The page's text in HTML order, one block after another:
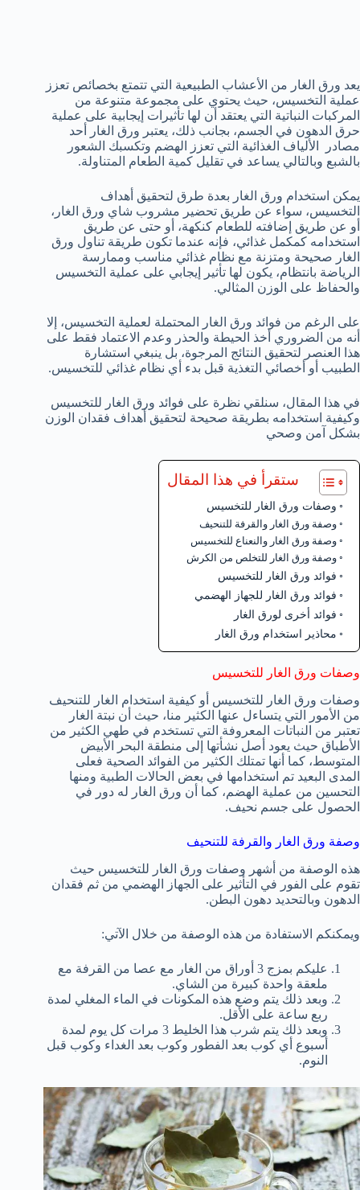
يعد ورق الغار من الأعشاب الطبيعية التي تتمتع بخصائص تعزز
عملية التخسيس، حيث يحتوي على مجموعة متنوعة من
المركبات النباتية التي يعتقد أن لها تأثيرات إيجابية على عملية
حرق الدهون في الجسم، بجانب ذلك، يعتبر ورق الغار أحد
مصادر الألياف الغذائية التي تعزز الهضم وتكسبك الشعور
بالشبع وبالتالي يساعد في تقليل كمية الطعام المتناولة.
يمكن استخدام ورق الغار بعدة طرق لتحقيق أهداف
التخسيس، سواء عن طريق تحضير مشروب شاي ورق الغار،
أو عن طريق إضافته للطعام كنكهة، أو حتى عن طريق
استخدامه كمكمل غذائي، فإنه عندما تكون طريقة تناول ورق
الغار صحيحة ومتزنة مع نظام غذائي مناسب وممارسة
الرياضة بانتظام، يكون لها تأثير إيجابي على عملية التخسيس
والحفاظ على الوزن المثالي.
على الرغم من فوائد ورق الغار المحتملة لعملية التخسيس، إلا
أنه من الضروري أخذ الحيطة والحذر وعدم الاعتماد فقط على
هذا العنصر لتحقيق النتائج المرجوة، بل ينبغي استشارة
الطبيب أو أخصائي التغذية قبل بدء أي نظام غذائي للتخسيس.
في هذا المقال، سنلقي نظرة على فوائد ورق الغار للتخسيس
وكيفية استخدامه بطريقة صحيحة لتحقيق أهداف فقدان الوزن
بشكل آمن وصحي
ستقرأ في هذا المقال
وصفات ورق الغار للتخسيس
وصفة ورق الغار والقرفة للتنحيف
وصفة ورق الغار والنعناع للتخسيس
وصفة ورق الغار للتخلص من الكرش
فوائد ورق الغار للتخسيس
فوائد ورق الغار للجهاز الهضمي
فوائد أخرى لورق الغار
محاذير استخدام ورق الغار
وصفات ورق الغار للتخسيس
وصفات ورق الغار للتخسيس أو كيفية استخدام الغار للتنحيف
من الأمور التي يتساءل عنها الكثير منا، حيث أن نبتة الغار
تعتبر من النباتات المعروفة التي تستخدم في طهي الكثير من
الأطباق حيث يعود أصل نشأتها إلى منطقة البحر الأبيض
المتوسط، كما أنها تمتلك الكثير من الفوائد الصحية فعلى
المدى البعيد تم استخدامها في بعض الحالات الطبية ومنها
التحسين من عملية الهضم، كما أن ورق الغار له دور في
الحصول على جسم نحيف.
وصفة ورق الغار والقرفة للتنحيف
هذه الوصفة من أشهر وصفات ورق الغار للتخسيس حيث
تقوم على الفور في التأثير على الجهاز الهضمي من ثم فقدان
الدهون وبالتحديد دهون البطن.
ويمكنكم الاستفادة من هذه الوصفة من خلال الآتي:
عليكم بمزج 3 أوراق من الغار مع عصا من القرفة مع
ملعقة واحدة كبيرة من الشاي.
وبعد ذلك يتم وضع هذه المكونات في الماء المغلي لمدة
ربع ساعة على الأقل.
وبعد ذلك يتم شرب هذا الخليط 3 مرات كل يوم لمدة
أسبوع أي كوب بعد الفطور وكوب بعد الغداء وكوب قبل
النوم.